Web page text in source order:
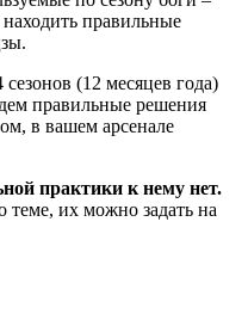
правильные
(12 месяцев года)
правильные решения
в вашем арсенале
практики к нему нет.
теме, их можно задать на